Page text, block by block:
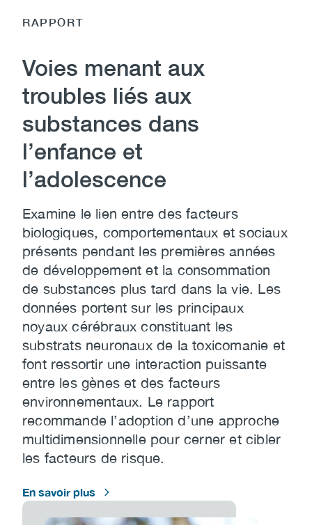
RAPPORT
Voies menant aux
troubles liés aux
substances dans
l’enfance et
l’adolescence
Examine le lien entre des facteurs
biologiques, comportementaux et sociaux
présents pendant les premières années
de développement et la consommation
de substances plus tard dans la vie. Les
données portent sur les principaux
noyaux cérébraux constituant les
substrats neuronaux de la toxicomanie et
font ressortir une interaction puissante
entre les gènes et des facteurs
environnementaux. Le rapport
recommande l’adoption d’une approche
multidimensionnelle pour cerner et cibler
les facteurs de risque.
En savoir plus